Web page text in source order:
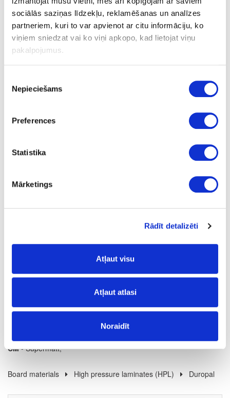
sociālās saziņas līdzekļu, reklamēšanas un analīzes
partneriem, kuri to var apvienot ar citu informāciju, ko
viņiem sniedzat vai ko viņi apkopo, kad lietojat viņu
pakalpojumus.
izvēle
Nepieciešams
Preferences
Statistika
Mārketings
Rādīt detalizēti
Atļaut visu
Atļaut atlasi
Noraidīt
4
m
CM- Supermatt;
Board materials High pressure laminates (HPL) Duropal